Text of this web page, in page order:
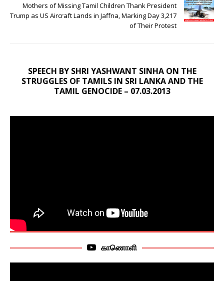
Mothers of Missing Tamil Children Thank President
Trump as US Aircraft Lands in Jaffna, Marking Day 3,217
of Their Protest
SPEECH BY SHRI YASHWANT SINHA ON THE
STRUGGLES OF TAMILS IN SRI LANKA AND THE
TAMIL GENOCIDE – 07.03.2013
காணொளி